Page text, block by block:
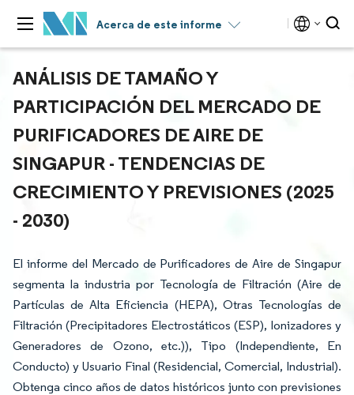
Acerca de este informe
ANÁLISIS DE TAMAÑO Y
PARTICIPACIÓN DEL MERCADO DE
PURIFICADORES DE AIRE DE
SINGAPUR - TENDENCIAS DE
CRECIMIENTO Y PREVISIONES (2025
- 2030)
El informe del Mercado de Purificadores de Aire de Singapur
segmenta la industria por Tecnología de Filtración (Aire de
Partículas de Alta Eficiencia (HEPA), Otras Tecnologías de
Filtración (Precipitadores Electrostáticos (ESP), Ionizadores y
Generadores de Ozono, etc.)), Tipo (Independiente, En
Conducto) y Usuario Final (Residencial, Comercial, Industrial).
Obtenga cinco años de datos históricos junto con previsiones